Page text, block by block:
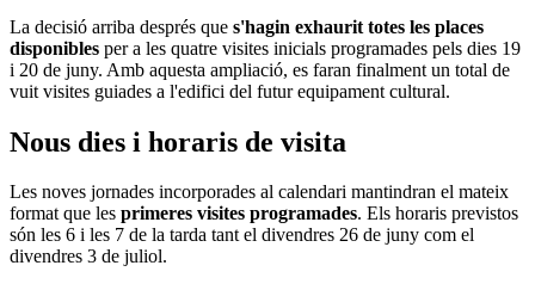
La decisió arriba després que s'hagin exhaurit totes les places
disponibles per a les quatre visites inicials programades pels dies 19
i 20 de juny. Amb aquesta ampliació, es faran finalment un total de
vuit visites guiades a l'edifici del futur equipament cultural.
Nous dies i horaris de visita
Les noves jornades incorporades al calendari mantindran el mateix
format que les primeres visites programades. Els horaris previstos
són les 6 i les 7 de la tarda tant el divendres 26 de juny com el
divendres 3 de juliol.